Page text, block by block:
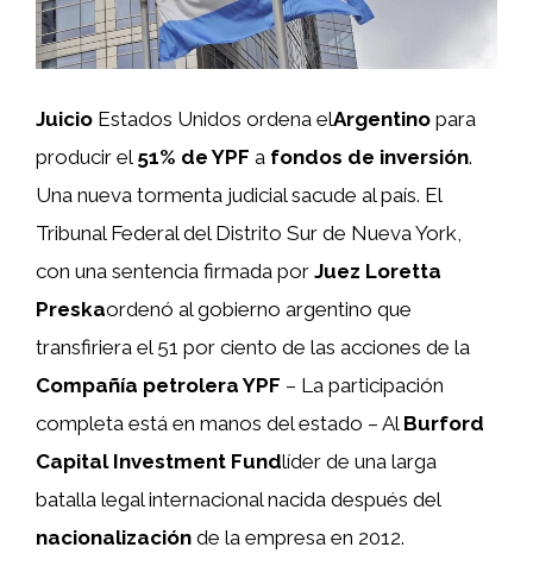
Juicio Estados Unidos ordena elArgentino para
producir el 51% de YPF a fondos de inversión.
Una nueva tormenta judicial sacude al país. El
Tribunal Federal del Distrito Sur de Nueva York,
con una sentencia firmada por Juez Loretta
Preskaordenó al gobierno argentino que
transfiriera el 51 por ciento de las acciones de la
Compañía petrolera YPF – La participación
completa está en manos del estado – Al Burford
Capital Investment Fundlíder de una larga
batalla legal internacional nacida después del
nacionalización de la empresa en 2012.